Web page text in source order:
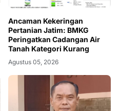
Ancaman Kekeringan
Pertanian Jatim: BMKG
Peringatkan Cadangan Air
Tanah Kategori Kurang
Agustus 05, 2026